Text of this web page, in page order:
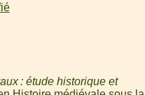
: étude historique et